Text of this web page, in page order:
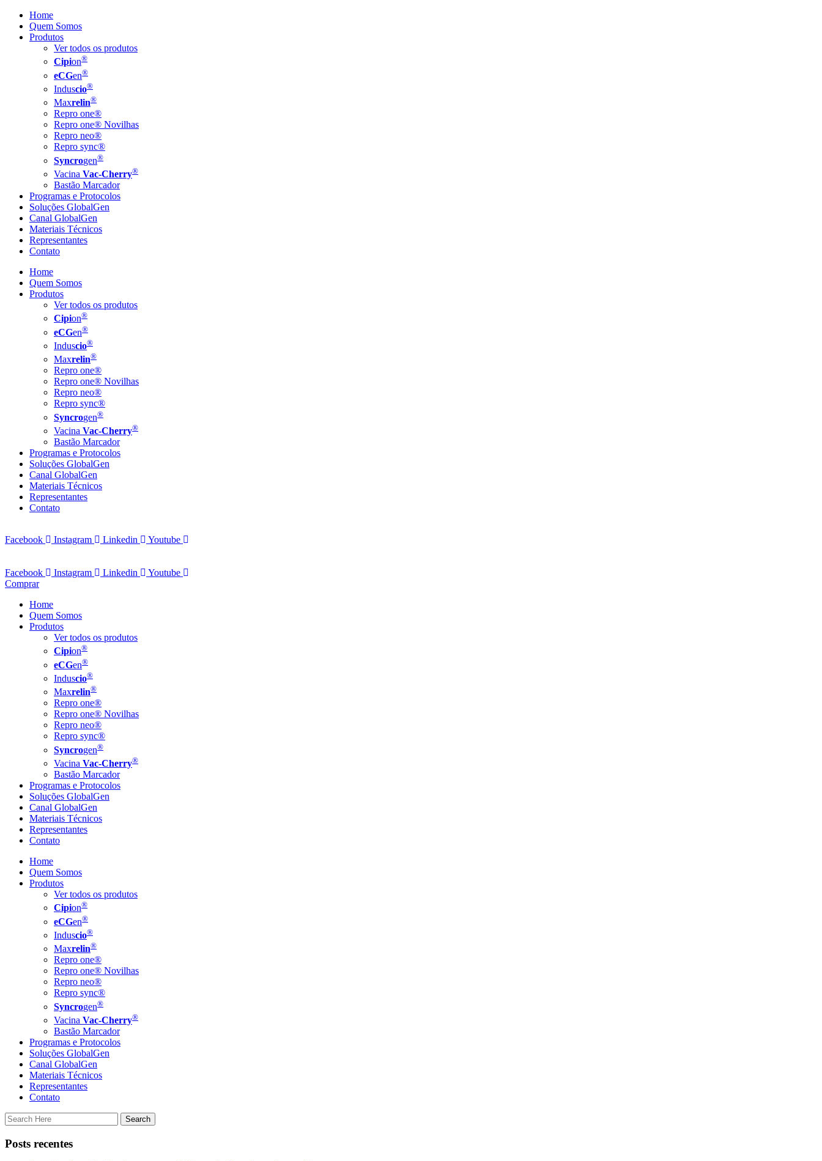
Home
Quem Somos
Produtos
Ver todos os produtos
Cipion®
eCGen®
Induscio®
Maxrelin®
Repro one®
Repro one® Novilhas
Repro neo®
Repro sync®
Syncrogen®
Vacina Vac-Cherry®
Bastão Marcador
Programas e Protocolos
Soluções GlobalGen
Canal GlobalGen
Materiais Técnicos
Representantes
Contato
Home
Quem Somos
Produtos
Ver todos os produtos
Cipion®
eCGen®
Induscio®
Maxrelin®
Repro one®
Repro one® Novilhas
Repro neo®
Repro sync®
Syncrogen®
Vacina Vac-Cherry®
Bastão Marcador
Programas e Protocolos
Soluções GlobalGen
Canal GlobalGen
Materiais Técnicos
Representantes
Contato
Facebook Instagram Linkedin Youtube
Facebook Instagram Linkedin
Youtube
Comprar
Home
Quem Somos
Produtos
Ver todos os produtos
Cipion®
eCGen®
Induscio®
Maxrelin®
Repro one®
Repro one® Novilhas
Repro neo®
Repro sync®
Syncrogen®
Vacina Vac-Cherry®
Bastão Marcador
Programas e Protocolos
Soluções GlobalGen
Canal GlobalGen
Materiais Técnicos
Representantes
Contato
Home
Quem Somos
Produtos
Ver todos os produtos
Cipion®
eCGen®
Induscio®
Maxrelin®
Repro one®
Repro one® Novilhas
Repro neo®
Repro sync®
Syncrogen®
Vacina Vac-Cherry®
Bastão Marcador
Programas e Protocolos
Soluções GlobalGen
Canal GlobalGen
Materiais Técnicos
Representantes
Contato
Posts recentes